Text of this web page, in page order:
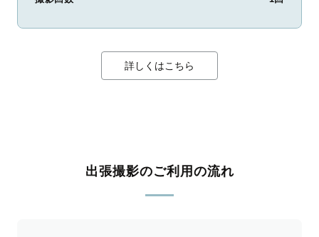
詳しくはこちら
出張撮影のご利用の流れ